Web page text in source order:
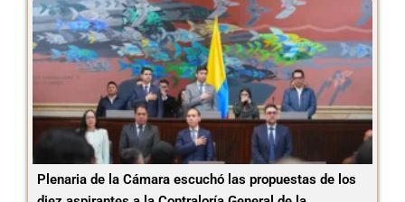
Plenaria de la Cámara escuchó las propuestas de los